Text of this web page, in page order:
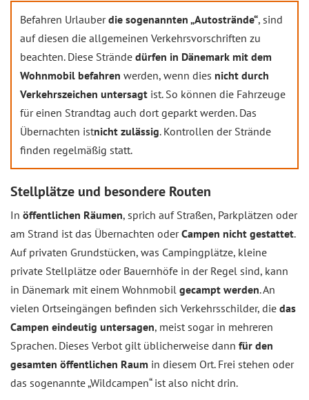
Befahren Urlauberdie sogenannten „Autostrände“, sind
auf diesen die allgemeinen Verkehrsvorschriften zu
beachten. Diese Strände dürfen in Dänemark mit dem
Wohnmobil befahren werden, wenn dies nicht durch
Verkehrszeichen untersagt ist. So können die Fahrzeuge
für einen Strandtag auch dort geparkt werden. Das
Übernachten istnicht zulässig. Kontrollen der Strände
finden regelmäßig statt.
Stellplätze und besondere Routen
In öffentlichen Räumen, sprich auf Straßen, Parkplätzen oder
am Strand ist das Übernachten oderCampen nicht gestattet.
Auf privaten Grundstücken, was Campingplätze, kleine
private Stellplätze oder Bauernhöfe in der Regel sind, kann
in Dänemark mit einem Wohnmobil gecampt werden. An
vielen Ortseingängen befinden sich Verkehrsschilder, die das
Campen eindeutig untersagen, meist sogar in mehreren
Sprachen. Dieses Verbot gilt üblicherweise dann für den
gesamten öffentlichen Raum in diesem Ort. Frei stehen oder
das sogenannte „Wildcampen“ ist also nicht drin.